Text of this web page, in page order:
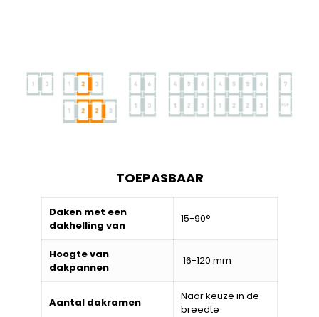
TOEPASBAAR
Daken met een
dakhelling van
15-90°
Hoogte van
dakpannen
16-120 mm
Aantal dakramen
Naar keuze in de
breedte